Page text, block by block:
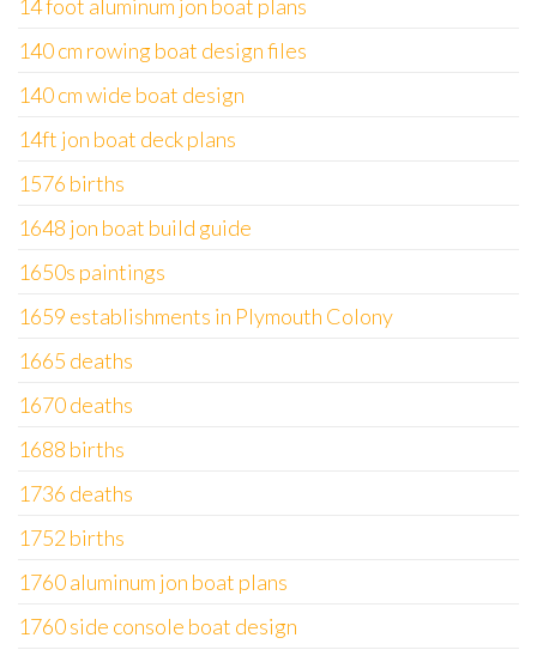
14 foot aluminum jon boat plans
140 cm rowing boat design files
140 cm wide boat design
14ft jon boat deck plans
1576 births
1648 jon boat build guide
1650s paintings
1659 establishments in Plymouth Colony
1665 deaths
1670 deaths
1688 births
1736 deaths
1752 births
1760 aluminum jon boat plans
1760 side console boat design